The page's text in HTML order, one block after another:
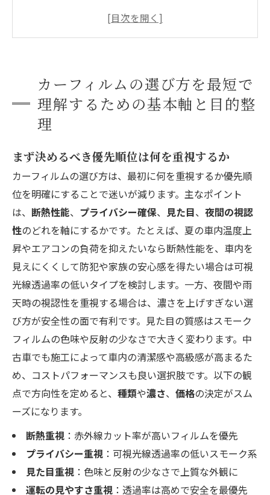
基準を守って失敗しないためのフィルム選びの
めの方向性
会社概要
カーフィルムの選び方を最短で
理解するための基本軸と目的整
理
まず決めるべき優先順位は何を重視するか
カーフィルムの選び方は、最初に何を重視するか優先順
位を明確にすることで迷いが減ります。主なポイント
は、 断熱性能、 プライバシー確保、 見た目、 夜間の視認
性のどれを軸にするかです。たとえば、夏の車内温度上
昇やエアコンの負荷を抑えたいなら断熱性能を、車内を
見えにくくして防犯や家族の安心感を得たい場合は可視
光線透過率の低いタイプを検討します。一方、夜間や雨
天時の視認性を重視する場合は、濃さを上げすぎない選
び方が安全性の面で有利です。見た目の質感はスモーク
フィルムの色味や反射の少なさで大きく変わります。中
古車でも施工によって車内の清潔感や高級感が高まるた
め、コストパフォーマンスも良い選択肢です。以下の観
点で方向性を定めると、 種類や濃さ、 価格の決定がスム
ーズになります。
断熱重視：赤外線カット率が高いフィルムを優先
プライバシー重視：可視光線透過率の低いスモーク系
見た目重視：色味と反射の少なさで上質な外観に
運転の見やすさ重視：透過率は高めで安全を最優先